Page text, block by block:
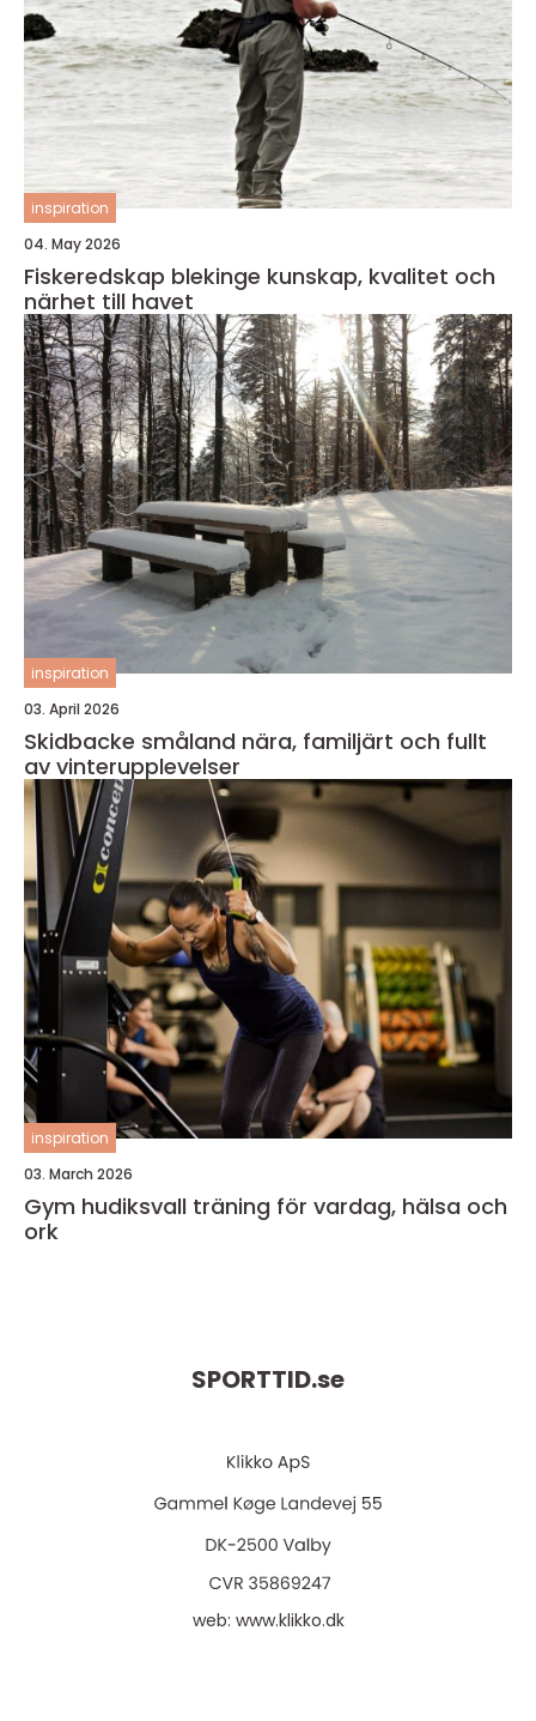
inspiration
04. May 2026
Fiskeredskap blekinge kunskap, kvalitet och
närhet till havet
inspiration
03. April 2026
Skidbacke småland nära, familjärt och fullt
av vinterupplevelser
inspiration
03. March 2026
Gym hudiksvall träning för vardag, hälsa och
ork
SPORTTID.se
web: www.klikko.dk